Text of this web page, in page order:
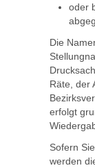
oder
Die
Räte, der
erfolgt
Sofern
werden